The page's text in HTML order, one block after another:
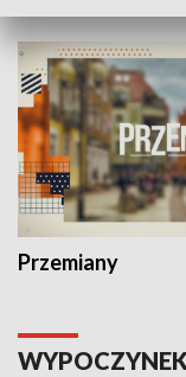
Przemiany